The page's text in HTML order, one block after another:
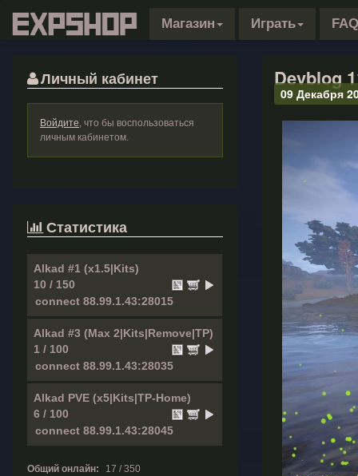
Магазин Играть FAQ
Личный кабинет
Войдите, что бы воспользоваться
личным кабинетом.
Статистика
Alkad #1 (x1.5|Kits)
10 / 150
Alkad #3 (Max 2|Kits|Remove|TP)
1 / 100
Alkad PVE (x5|Kits|TP-Home)
6 / 100
Общий онлайн: 17 / 350
Devblog
09 Декабря